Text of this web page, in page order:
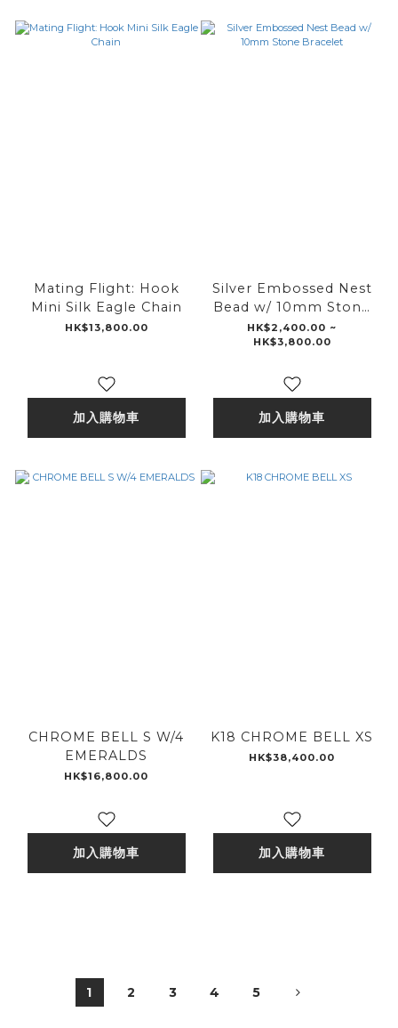
Mating Flight: Hook
Mini Silk Eagle Chain
HK$13,800.00
加入購物車
Silver Embossed Nest
Bead w/ 10mm Stone
Bracelet
HK$2,400.00 ~
HK$3,800.00
加入購物車
CHROME BELL S W/4
EMERALDS
HK$16,800.00
加入購物車
K18 CHROME BELL XS
HK$38,400.00
加入購物車
1 2 3 4 5